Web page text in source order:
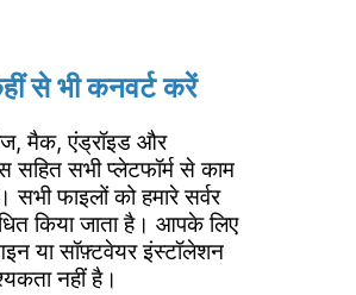
से भी कनवर्ट करें
मैक, एंड्रॉइड और
सभी प्लेटफॉर्म से काम
सभी फाइलों को हमारे सर्वर
किया जाता है। आपके लिए
या सॉफ़्टवेयर इंस्टॉलेशन
नहीं है।